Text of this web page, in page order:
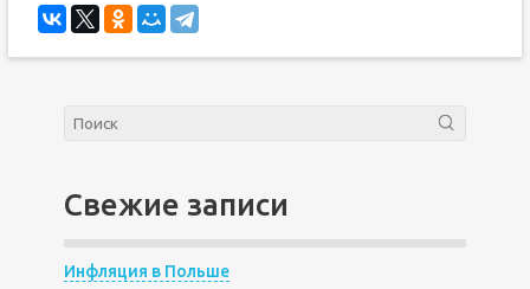
Свежие записи
Инфляция в Польше